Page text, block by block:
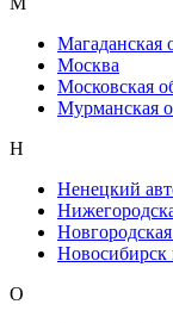
Магаданская
Москва
Московская
Мурманская
Н
Ненецкий
Новосибирск
О